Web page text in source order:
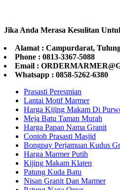
Jika Anda Merasa Kesulitan
Alamat : Campurdarat,
Phone : 0813-3367-5088
Email :
Whatsapp : 0858-5262-6380
Prasasti Peresmian
Lantai Motif Marmer
Harga Kijing Makam Di
Meja Batu Taman Murah
Harga Papan Nama Granit
Contoh Prasasti Masjid
Bongpay Perjamuan Kudus
Harga Marmer Putih
Kijing Makam Klaten
Patung Kuda Batu
Nisan Granit Dan Marmer